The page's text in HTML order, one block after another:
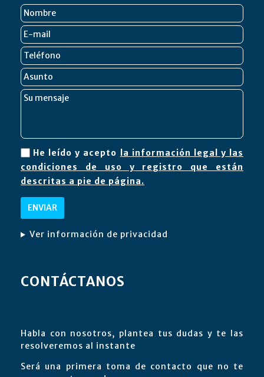
He leído y acepto
la información legal y las
condiciones de uso y registro que están
descritas a pie de página.
Ver información de privacidad
CONTÁCTANOS
Habla con nosotros, plantea tus dudas y te las
resolveremos al instante
Será una primera toma de contacto que no te